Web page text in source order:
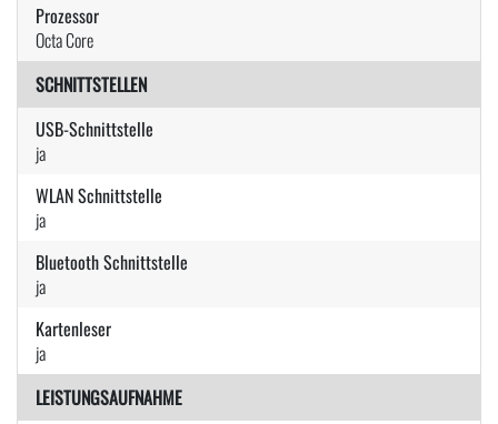
Prozessor
Octa Core
SCHNITTSTELLEN
USB-Schnittstelle
ja
WLAN Schnittstelle
ja
Bluetooth Schnittstelle
ja
Kartenleser
ja
LEISTUNGSAUFNAHME